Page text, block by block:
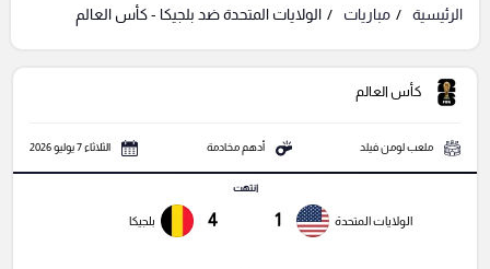
الرئيسية مباريات الولايات المتحدة ضد بلجيكا - كأس العالم
كأس العالم
ملعب لومن فيلد أدهم مخادمة الثلاثاء 7 يوليو 2026
الولايات المتحدة 1
انتهت
4 بلجيكا